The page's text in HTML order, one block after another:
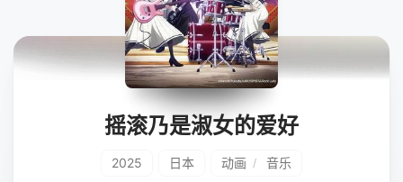
摇滚乃是淑女的爱好
2025 日本 动画 / 音乐